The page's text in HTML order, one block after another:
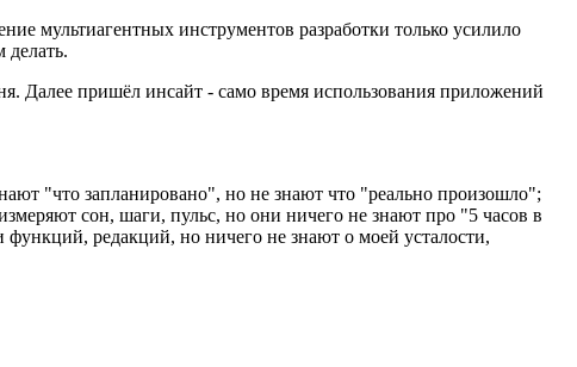
мультиагентных инструментов разработки только усилило
делать.
Далее пришёл инсайт - само время использования приложений
"что запланировано", но не знают что "реально произошло";
сон, шаги, пульс, но они ничего не знают про "5 часов в
редакций, но ничего не знают о моей усталости,